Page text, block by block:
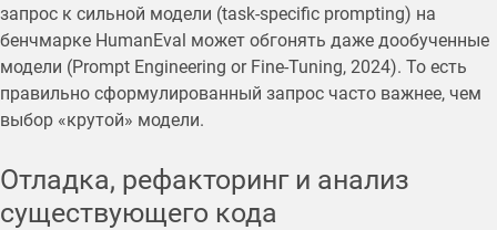
запрос к сильной модели (task-specific prompting) на
бенчмарке HumanEval может обгонять даже дообученные
модели (Prompt Engineering or Fine-Tuning, 2024). То есть
правильно сформулированный запрос часто важнее, чем
выбор «крутой» модели.
Отладка, рефакторинг и анализ
существующего кода